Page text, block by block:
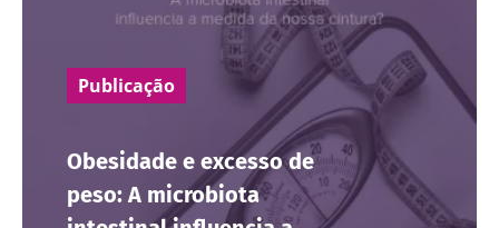
Publicação
Obesidade e excesso de
peso: A microbiota